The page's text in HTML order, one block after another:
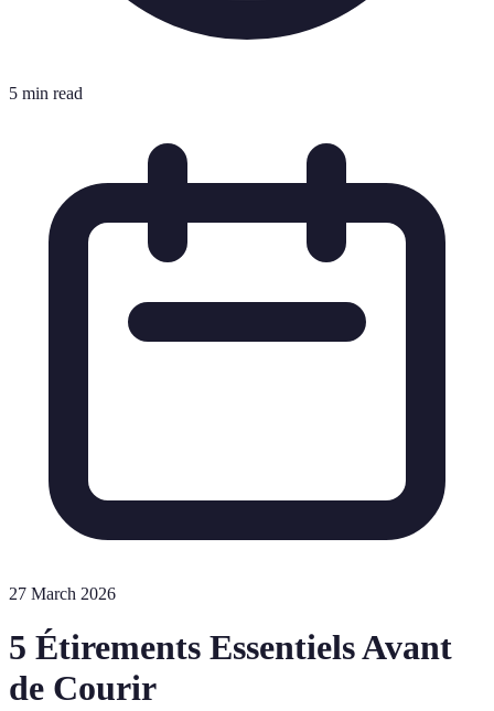
5 min read
27 March 2026
5 Étirements Essentiels Avant
de Courir